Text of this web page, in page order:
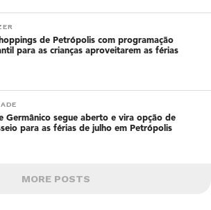
de Petrópolis com programação
para as crianças aproveitarem as férias
Germânico segue aberto e vira opção de
para as férias de julho em Petrópolis
MORE POSTS